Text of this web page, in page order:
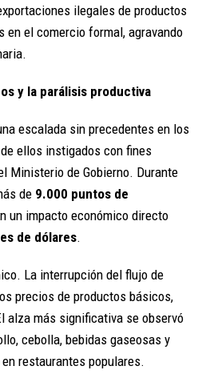
ilegales de productos
el comercio formal, agravando
y la parálisis productiva
escalada sin precedentes en los
ellos instigados con fines
Ministerio de Gobierno. Durante
de 9.000 puntos de
un impacto económico directo
de dólares.
La interrupción del flujo de
precios de productos básicos,
alza más significativa se observó
cebolla, bebidas gaseosas y
restaurantes populares.